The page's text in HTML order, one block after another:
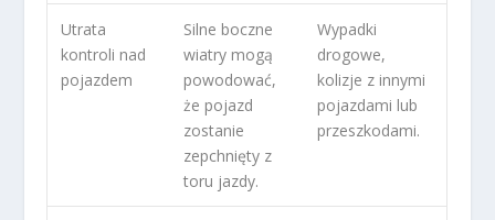
Utrata
kontroli nad
pojazdem
Silne boczne
wiatry mogą
powodować,
że pojazd
zostanie
zepchnięty z
toru jazdy.
Wypadki
drogowe,
kolizje z innymi
pojazdami lub
przeszkodami.